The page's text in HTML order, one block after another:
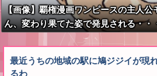
【画像】覇権漫画ワンピースの主人公
ん、変わり果てた姿で発見される・・
最近うちの地域の駅に鳩ジジイが現
るわ